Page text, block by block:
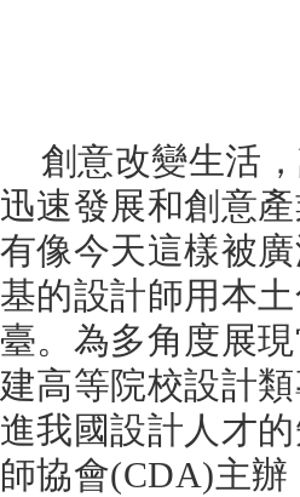
創意改變生活，
迅速發展和創意
有像今天這樣被
基的設計師用本
臺。為多角度展
建高等院校設計
進我國設計人才
師協會(CDA)主